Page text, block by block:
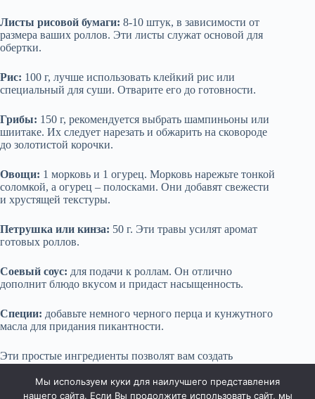
Листы рисовой бумаги: 8-10 штук, в зависимости от
размера ваших роллов. Эти листы служат основой для
обертки.
Рис: 100 г, лучше использовать клейкий рис или
специальный для суши. Отварите его до готовности.
Грибы: 150 г, рекомендуется выбрать шампиньоны или
шиитаке. Их следует нарезать и обжарить на сковороде
до золотистой корочки.
Овощи: 1 морковь и 1 огурец. Морковь нарежьте тонкой
соломкой, а огурец – полосками. Они добавят свежести
и хрустящей текстуры.
Петрушка или кинза: 50 г. Эти травы усилят аромат
готовых роллов.
Соевый соус: для подачи к роллам. Он отлично
дополнит блюдо вкусом и придаст насыщенность.
Специи: добавьте немного черного перца и кунжутного
масла для придания пикантности.
Эти простые ингредиенты позволят вам создать
текстур и вкусов. Приятного аппетита!
Мы используем куки для наилучшего представления
нашего сайта. Если Вы продолжите использовать сайт, мы